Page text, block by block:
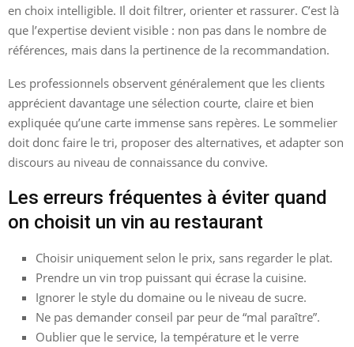
en choix intelligible. Il doit filtrer, orienter et rassurer. C’est là
que l’expertise devient visible : non pas dans le nombre de
références, mais dans la pertinence de la recommandation.
Les professionnels observent généralement que les clients
apprécient davantage une sélection courte, claire et bien
expliquée qu’une carte immense sans repères. Le sommelier
doit donc faire le tri, proposer des alternatives, et adapter son
discours au niveau de connaissance du convive.
Les erreurs fréquentes à éviter quand
on choisit un vin au restaurant
Choisir uniquement selon le prix, sans regarder le plat.
Prendre un vin trop puissant qui écrase la cuisine.
Ignorer le style du domaine ou le niveau de sucre.
Ne pas demander conseil par peur de “mal paraître”.
Oublier que le service, la température et le verre